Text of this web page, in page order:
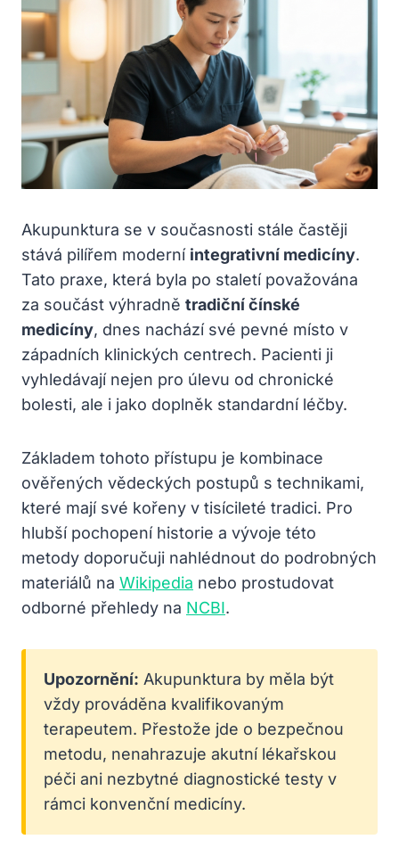
Akupunktura se v současnosti stále častěji
stává pilířem moderní integrativní medicíny.
Tato praxe, která byla po staletí považována
za součást výhradně tradiční čínské
medicíny, dnes nachází své pevné místo v
západních klinických centrech. Pacienti ji
vyhledávají nejen pro úlevu od chronické
bolesti, ale i jako doplněk standardní léčby.
Základem tohoto přístupu je kombinace
ověřených vědeckých postupů s technikami,
které mají své kořeny v tisícileté tradici. Pro
hlubší pochopení historie a vývoje této
metody doporučuji nahlédnout do podrobných
materiálů na Wikipedia nebo prostudovat
odborné přehledy na NCBI.
Upozornění: Akupunktura by měla být
vždy prováděna kvalifikovaným
terapeutem. Přestože jde o bezpečnou
metodu, nenahrazuje akutní lékařskou
péči ani nezbytné diagnostické testy v
rámci konvenční medicíny.